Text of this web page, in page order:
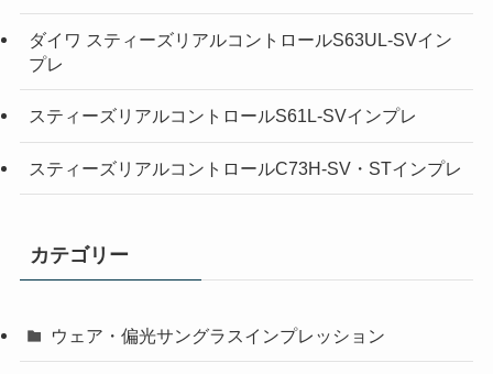
ダイワ スティーズリアルコントロールS63UL-SVイン
プレ
スティーズリアルコントロールS61L-SVインプレ
スティーズリアルコントロールC73H-SV・STインプレ
カテゴリー
ウェア・偏光サングラスインプレッション